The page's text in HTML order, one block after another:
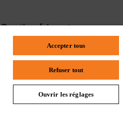
Questions fréquentes
Batteries et Matériel Électrique
Notices d'emploi
Accepter tous
Refuser tout
Ouvrir les réglages